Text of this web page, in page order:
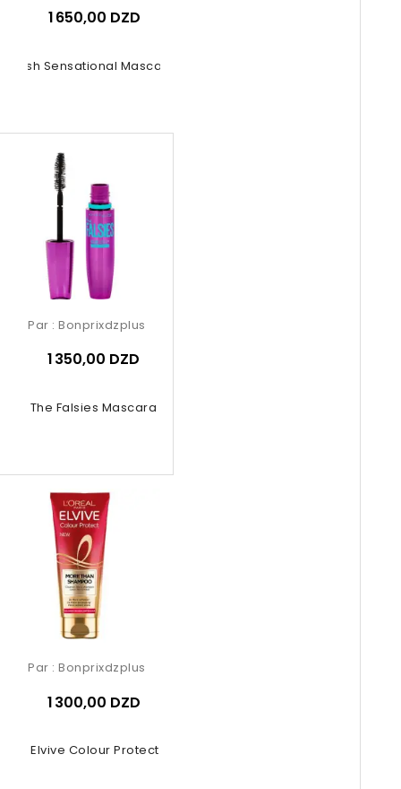
Lash Sensational Mascara
1 650,00 DZD
The Falsies Mascara
Par : Bonprixdzplus
1 350,00 DZD
Elvive Colour Protect More...
Par : Bonprixdzplus
1 300,00 DZD